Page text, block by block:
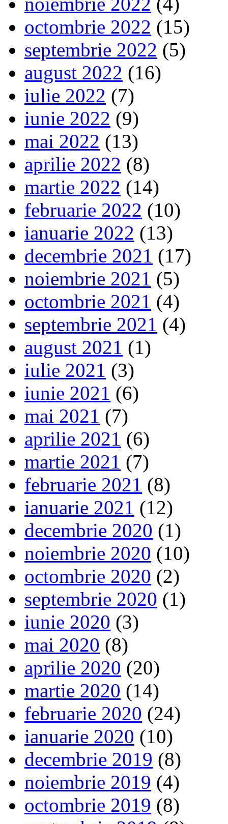
octombrie 2022 (15)
septembrie 2022 (5)
august 2022 (16)
iulie 2022 (7)
iunie 2022 (9)
mai 2022 (13)
aprilie 2022 (8)
martie 2022 (14)
februarie 2022 (10)
ianuarie 2022 (13)
decembrie 2021 (17)
noiembrie 2021 (5)
octombrie 2021 (4)
septembrie 2021 (4)
august 2021 (1)
iulie 2021 (3)
iunie 2021 (6)
mai 2021 (7)
aprilie 2021 (6)
martie 2021 (7)
februarie 2021 (8)
ianuarie 2021 (12)
decembrie 2020 (1)
noiembrie 2020 (10)
octombrie 2020 (2)
septembrie 2020 (1)
iunie 2020 (3)
mai 2020 (8)
aprilie 2020 (20)
martie 2020 (14)
februarie 2020 (24)
ianuarie 2020 (10)
decembrie 2019 (8)
noiembrie 2019 (4)
octombrie 2019 (8)